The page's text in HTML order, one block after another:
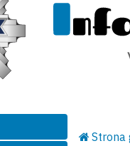
Strona